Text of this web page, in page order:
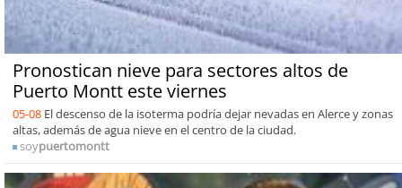
Pronostican nieve para sectores altos de
Puerto Montt este viernes
05-08 El descenso de la isoterma podría dejar nevadas en Alerce y zonas
altas, además de agua nieve en el centro de la ciudad.
soypuertomontt